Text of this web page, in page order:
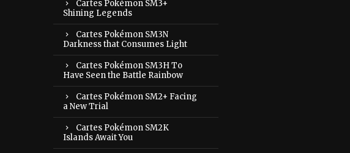
Cartes Pokémon SM3+
Shining Legends
Cartes Pokémon SM3N
Darkness that Consumes Light
Cartes Pokémon SM3H To
Have Seen the Battle Rainbow
Cartes Pokémon SM2+ Facing
a New Trial
Cartes Pokémon SM2K
Islands Await You